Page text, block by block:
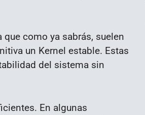
que como ya sabrás, suelen
un Kernel estable. Estas
del sistema sin
En algunas